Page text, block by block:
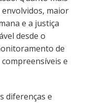
maior
e a justiça
desde o
de
e
diferenças e